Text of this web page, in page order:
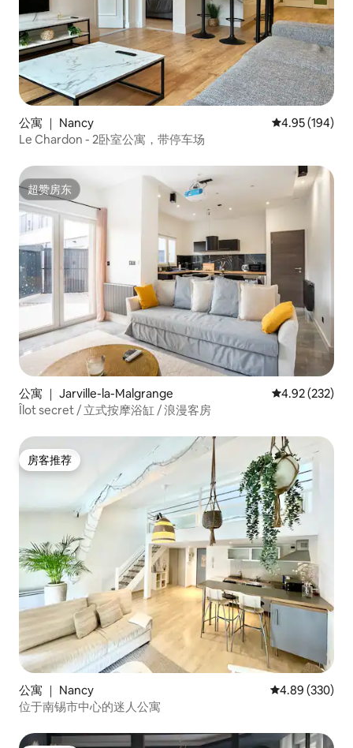
公寓 ｜ Nancy 平均评分 4.95
4.95 (194)
Le Chardon - 2卧室公寓，带停车场
超赞房东
超赞房东
公寓 ｜ Jarville-la-Malgrange 平均评分 4.92
4.92 (232)
Îlot secret / 立式按摩浴缸 / 浪漫客房
房客推荐
房客推荐
公寓 ｜ Nancy 平均评分 4.89
4.89 (330)
位于南锡市中心的迷人公寓